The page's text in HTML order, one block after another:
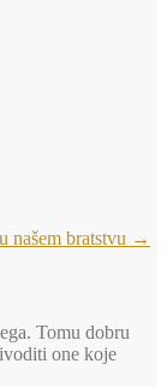
našem bratstvu →
Tomu dobru
one koje